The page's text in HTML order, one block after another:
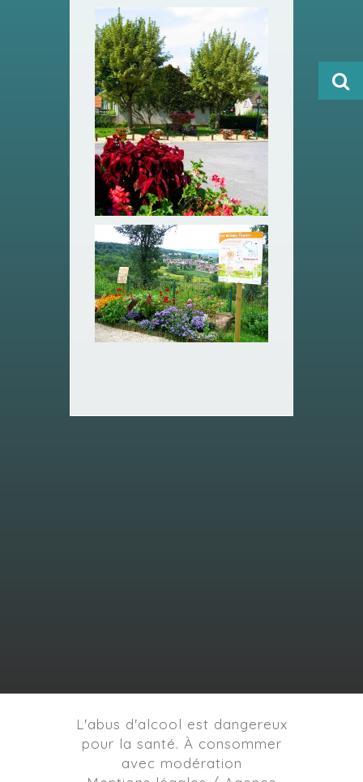
L'abus d'alcool est dangereux
pour la santé. À consommer
avec modération